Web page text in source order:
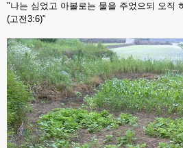
"나는 심었고 아볼로는 물을 주었으되 오직
(고전3:6)"